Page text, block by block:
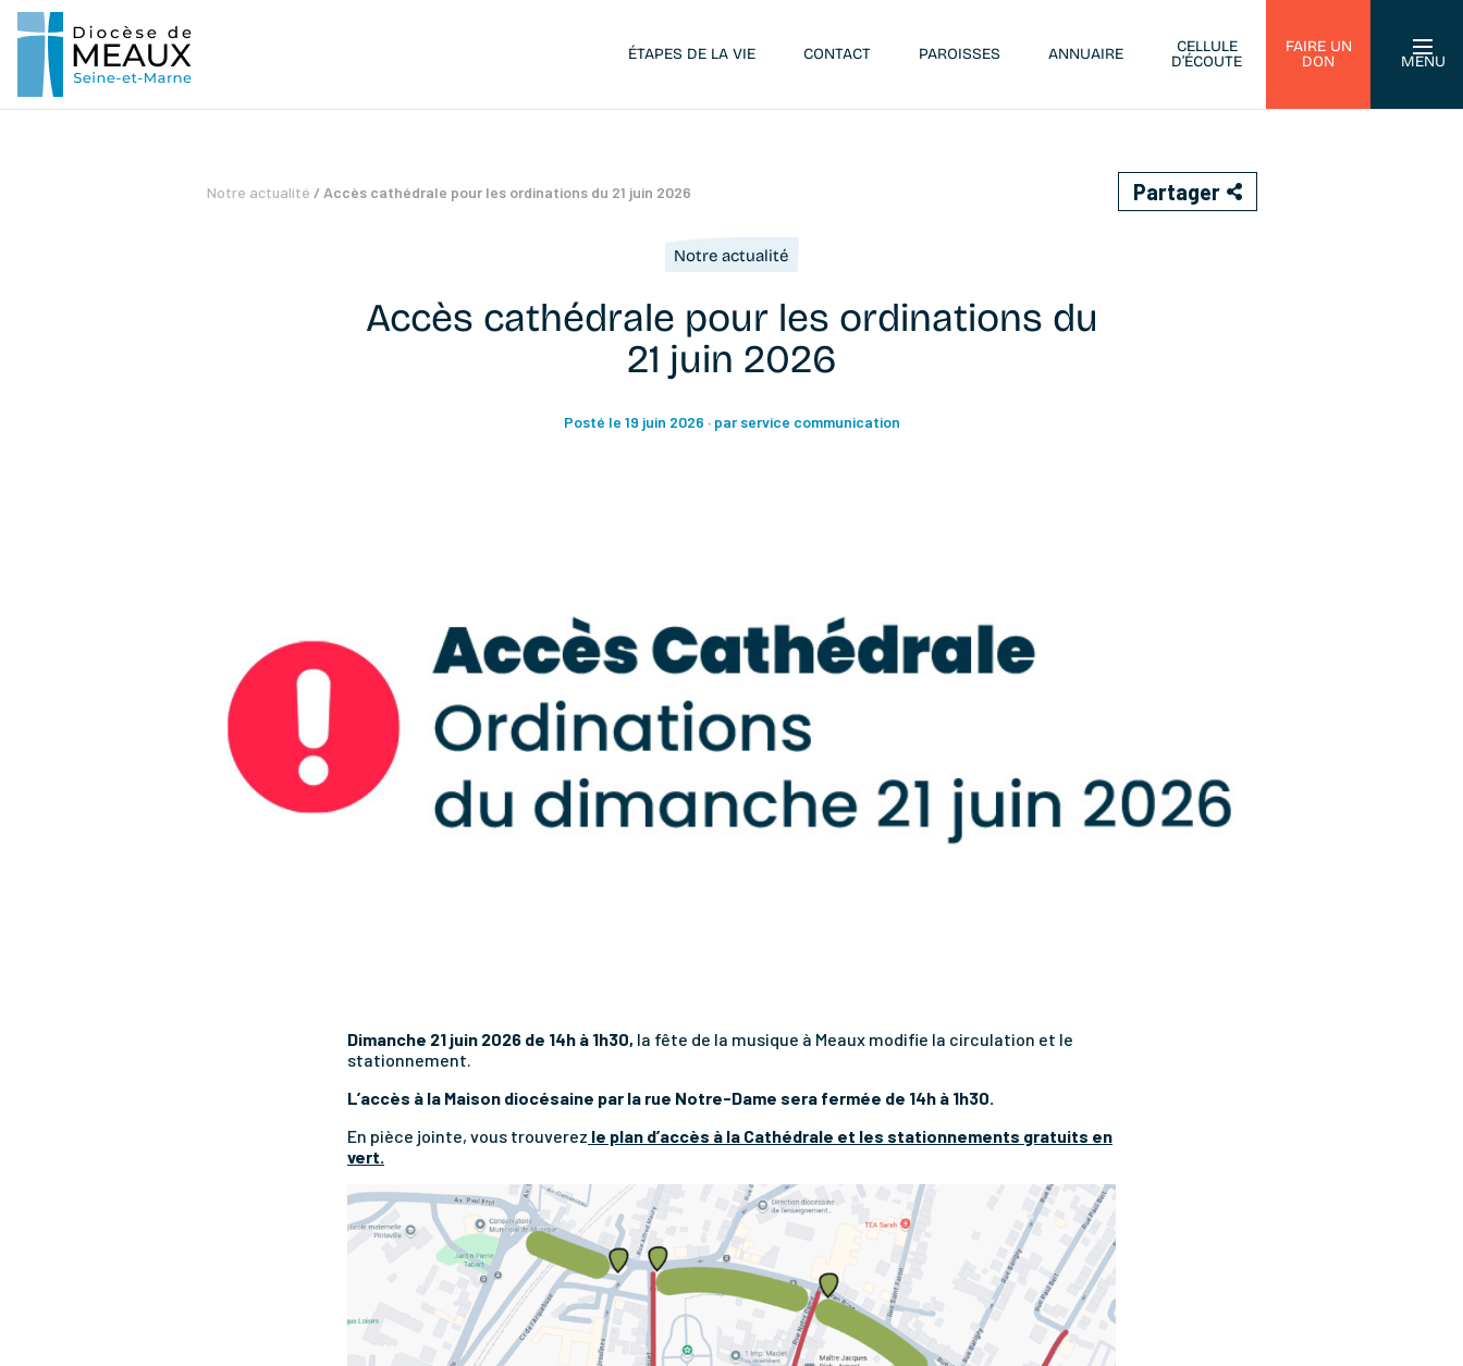
ÉTAPES DE LA VIE CONTACT PAROISSES ANNUAIRE
CELLULE
D’ÉCOUTE
FAIRE UN
DON
MENU
Notre actualité / Accès cathédrale pour les ordinations du 21 juin 2026 Partager
Notre actualité
Accès cathédrale pour les ordinations du
21 juin 2026
Posté le 19 juin 2026 · par service communication
Dimanche 21 juin 2026 de 14h à 1h30, la fête de la musique à Meaux modifie la circulation et le
stationnement.
L’accès à la Maison diocésaine par la rue Notre-Dame sera fermée de 14h à 1h30.
En pièce jointe, vous trouverez le plan d’accès à la Cathédrale et les stationnements gratuits en
vert.